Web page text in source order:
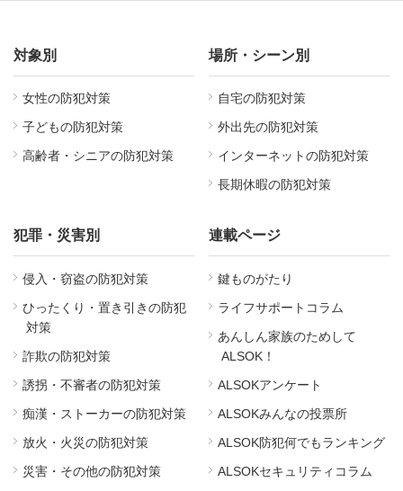
対象別
女性の防犯対策
子どもの防犯対策
高齢者・シニアの防犯対策
場所・シーン別
自宅の防犯対策
外出先の防犯対策
インターネットの防犯対策
長期休暇の防犯対策
犯罪・災害別
侵入・窃盗の防犯対策
ひったくり・置き引きの防犯
対策
詐欺の防犯対策
誘拐・不審者の防犯対策
痴漢・ストーカーの防犯対策
放火・火災の防犯対策
災害・その他の防犯対策
連載ページ
鍵ものがたり
ライフサポートコラム
あんしん家族のためして
ALSOK！
ALSOKアンケート
ALSOKみんなの投票所
ALSOK防犯何でもランキング
ALSOKセキュリティコラム